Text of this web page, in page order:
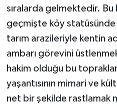
sıralarda gelmektedir.
geçmişte köy statüsünde
tarım arazileriyle kentin
ambarı görevini
hakim olduğu bu
yaşantısının mimari ve
net bir şekilde rastlamak